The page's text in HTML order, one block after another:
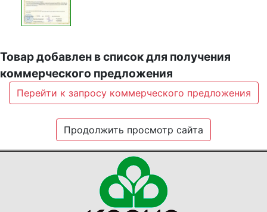
Товар добавлен в список для получения
коммерческого предложения
Перейти к запросу коммерческого предложения
Продолжить просмотр сайта